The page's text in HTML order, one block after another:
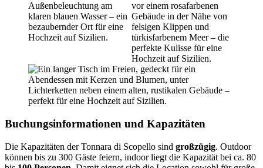
Buchungsinformationen und Kapazitäten
Die Kapazitäten der Tonnara di Scopello sind großzügig. Outdoor
können bis zu 300 Gäste feiern, indoor liegt die Kapazität bei ca. 80